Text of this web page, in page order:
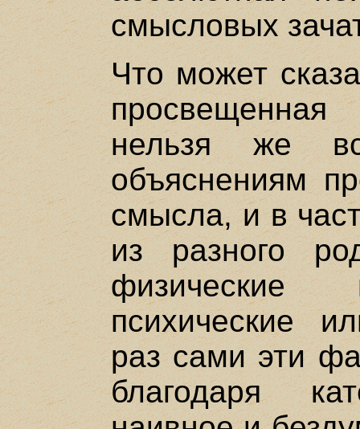
смысловых
Что может
нельзя же
объяснениям
смысла, и в
из разного
физические
психические
раз сами эти
благодаря